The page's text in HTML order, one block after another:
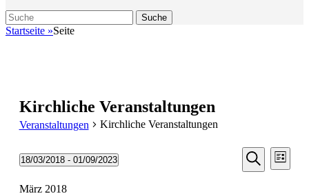
Suche
Suche
nach:
Startseite »Seite
Kirchliche Veranstaltungen
Veranstaltungen Kirchliche Veranstaltungen
Suche
Suche
Liste
18/03/2018 - 01/09/2023
wählen.
März 2018